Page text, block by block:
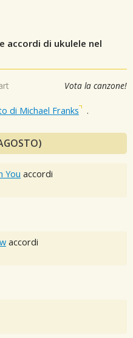
accordi di ukulele nel
Vota la canzone!
di Michael Franks .
You accordi
accordi